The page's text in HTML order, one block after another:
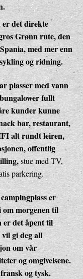
er det direkte
Grønn rute, den
med mer enn
og ridning.
plasser med vann
fullt
kunder kunne
bar, restaurant,
alt rundt leiren,
offentlig
stue med TV,
parkering.
er
morgenen til
er det åpent til
gi deg all
om vår
og omgivelsene.
og tysk.